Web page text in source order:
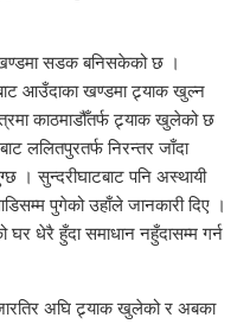
खण्डमा सडक बनिसकेको छ ।
आउँदाका खण्डमा ट्र्याक खुल्न
काठमाडौँतर्फ ट्र्याक खुलेको छ
निरन्तर जाँदा
सुन्दरीघाटबाट पनि अस्थायी
पुगेको उहाँले जानकारी दिए ।
घर धेरै हुँदा समाधान नहुँदासम्म गर्न
अघि ट्र्याक खुलेको र अबका